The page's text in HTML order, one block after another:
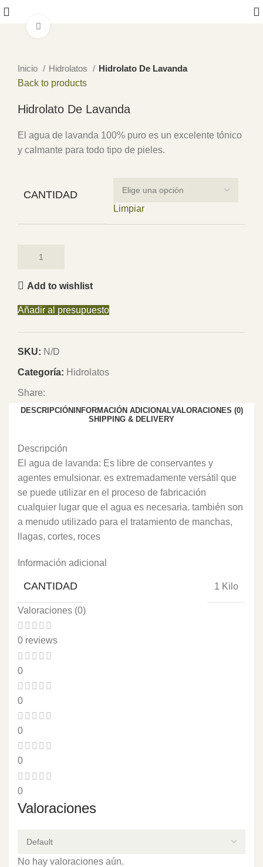
Inicio Hidrolatos
Hidrolato De Lavanda
Back to products
Hidrolato De Lavanda
El agua de lavanda 100% puro es un excelente tónico
y calmante para todo tipo de pieles.
CANTIDAD
Limpiar
Add to wishlist
Añadir al presupuesto
SKU: N/D
Categoría: Hidrolatos
Share:
DESCRIPCIÓN INFORMACIÓN ADICIONALVALORACIONES (0)
SHIPPING & DELIVERY
Descripción
El agua de lavanda: Es libre de conservantes y
agentes emulsionar. es extremadamente versátil que
se puede utilizar en el proceso de fabricación
cualquier lugar que el agua es necesaria. también son
a menudo utilizado para el tratamiento de manchas,
llagas, cortes, roces
Información adicional
CANTIDAD 1 Kilo
Valoraciones (0)
0 reviews
0
0
0
0
0
Valoraciones
No hay valoraciones aún.